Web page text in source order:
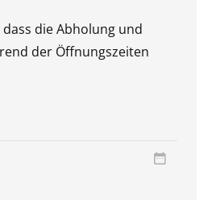
die Abholung und
der Öffnungszeiten